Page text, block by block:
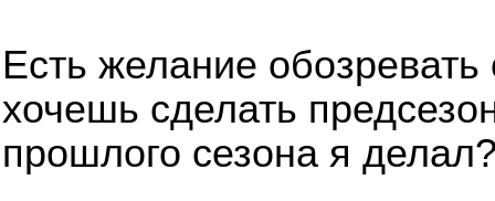
Есть желание
хочешь сделать
прошлого сезона я